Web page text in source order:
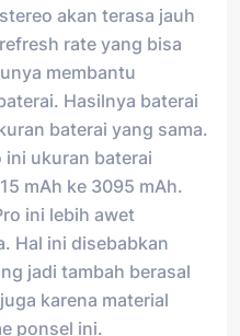
akan terasa jauh
rate yang bisa
membantu
Hasilnya baterai
baterai yang sama.
ini ukuran baterai
mAh ke 3095 mAh.
ini lebih awet
Hal ini disebabkan
jadi tambah berasal
karena material
ponsel ini.